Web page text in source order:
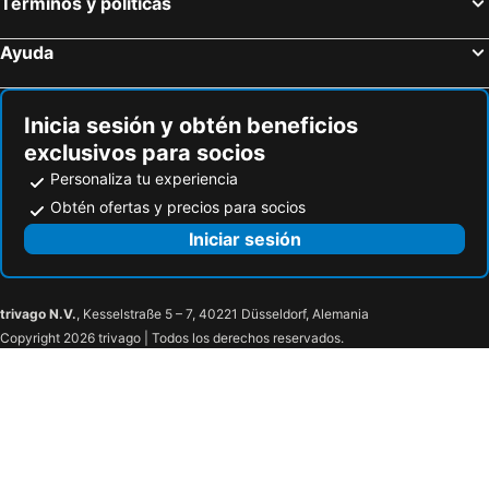
H Skyline
suite zapata Madrid
Rooms Pontones
Hostal La Macarena
Hostal Abaaly
Chueca Rooms Madrid
Hostal Alexis Madrid
Creativity Quarters Habitación temporada en coliving para estudiantes, trabajadores y artistas
Hostal Madrid
Private Rooms Madrid El Retiro
Ayuda
Inicia sesión y obtén beneficios
exclusivos para socios
Personaliza tu experiencia
Obtén ofertas y precios para socios
Iniciar sesión
trivago N.V., Kesselstraße 5 – 7, 40221 Düsseldorf, Alemania
Copyright 2026 trivago | Todos los derechos reservados.